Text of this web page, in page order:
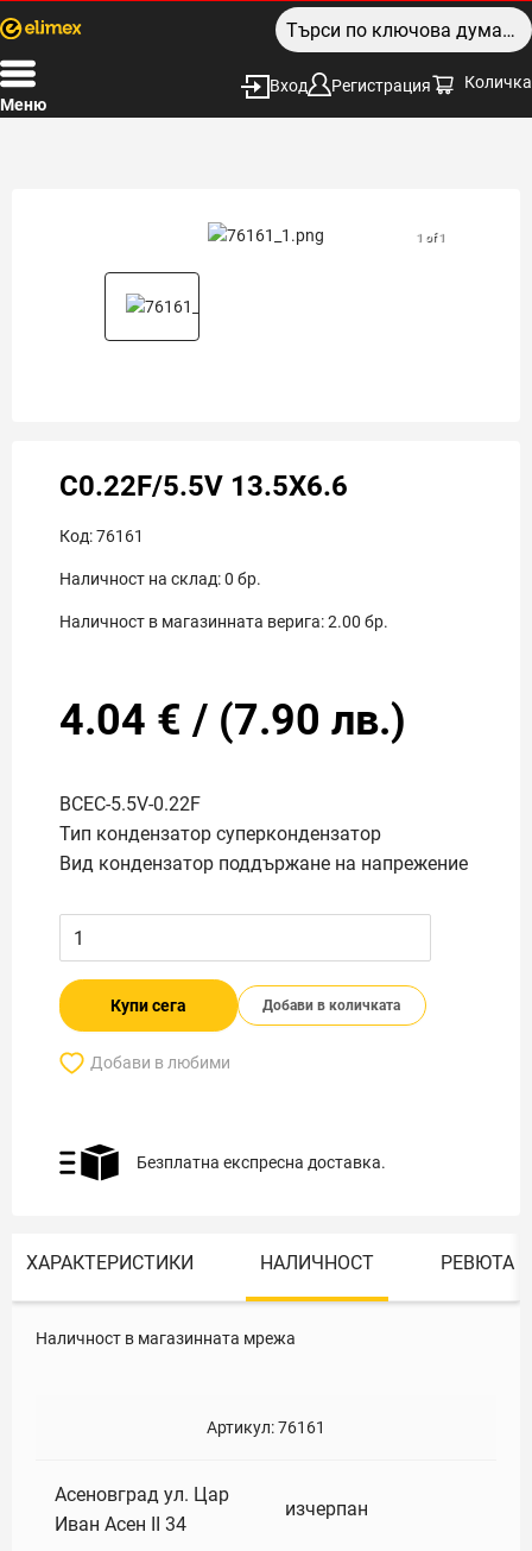
Меню
Вход Регистрация Количка
1 of 1
C0.22F/5.5V 13.5X6.6
Код:76161
Наличност на склад:0 бр.
Наличност в магазинната верига:2.00 бр.
4.04 € / (7.90 лв.)
BCEC-5.5V-0.22F
Тип кондензатор суперкондензатор
Вид кондензатор поддържане на напрежение
Купи сега Добави в количката
Добави в любими
Безплатна експресна доставка.
ХАРАКТЕРИСТИКИ НАЛИЧНОСТ РЕВЮТА
Наличност в магазинната мрежа
Артикул:76161
Асеновград ул. Цар
Иван Асен II 34
изчерпан